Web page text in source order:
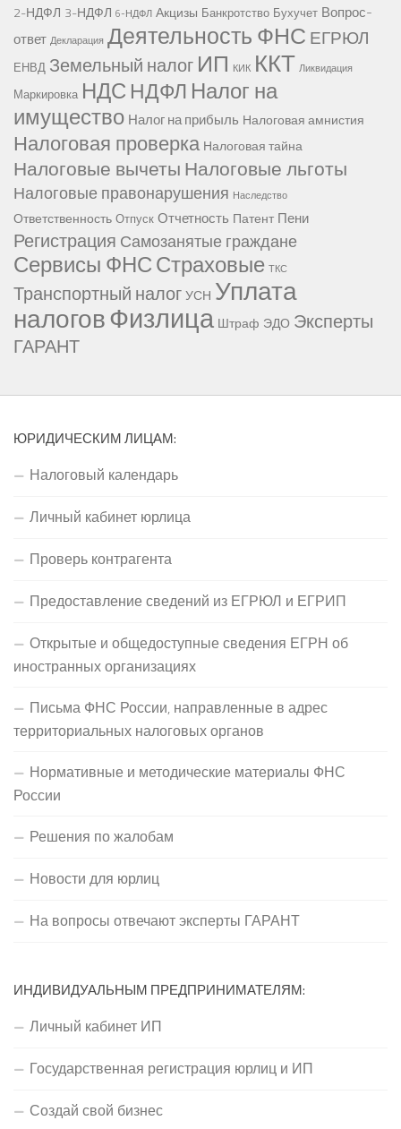
2-НДФЛ 3-НДФЛ 6-НДФЛ Акцизы Банкротство Бухучет Вопрос-
ответ Декларация Деятельность ФНС ЕГРЮЛ
ЕНВД Земельный налог ИП КИК ККТ Ликвидация
Маркировка НДС НДФЛ Налог на
имущество Налог на прибыль Налоговая амнистия
Налоговая проверка Налоговая тайна
Налоговые вычетыНалоговые льготы
Налоговые правонарушения Наследство
Ответственность Отпуск Отчетность Патент Пени
Регистрация Самозанятые граждане
Сервисы ФНССтраховые ТКС
Транспортный налогУСН Уплата
налоговФизлица Штраф ЭДО Эксперты
ГАРАНТ
ЮРИДИЧЕСКИМ ЛИЦАМ:
Налоговый календарь
Личный кабинет юрлица
Проверь контрагента
Предоставление сведений из ЕГРЮЛ и ЕГРИП
Открытые и общедоступные сведения ЕГРН об
иностранных организациях
Письма ФНС России, направленные в адрес
территориальных налоговых органов
Нормативные и методические материалы ФНС
России
Решения по жалобам
Новости для юрлиц
На вопросы отвечают эксперты ГАРАНТ
ИНДИВИДУАЛЬНЫМ ПРЕДПРИНИМАТЕЛЯМ:
Личный кабинет ИП
Государственная регистрация юрлиц и ИП
Создай свой бизнес